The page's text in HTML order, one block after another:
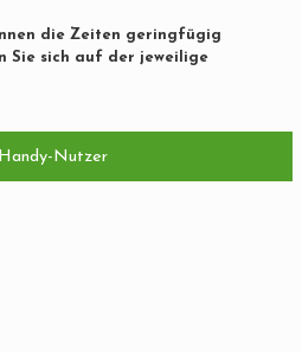
die Zeiten geringfügig
Sie sich auf der jeweilige
Nutzer